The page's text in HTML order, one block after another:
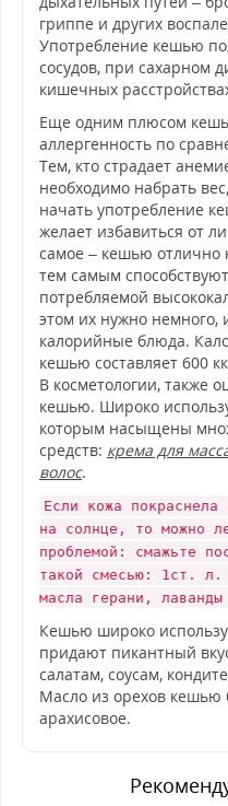
гриппе и других
Употребление кешью
сосудов, при сахарном
кишечных
Еще одним плюсом
аллергенность по
Тем, кто страдает
необходимо набрать
начать употребление
желает избавиться от
самое – кешью
тем самым
потребляемой
этом их нужно немного,
калорийные блюда.
кешью составляет 600
В косметологии, также
кешью. Широко
которым насыщены
средств: крема для
волос.
Если кожа покраснела
на солнце, то можно
проблемой: смажьте
такой смесью: 1ст. л.
масла герани,
Кешью широко
придают пикантный
салатам, соусам,
Масло из орехов кешью
арахисовое.